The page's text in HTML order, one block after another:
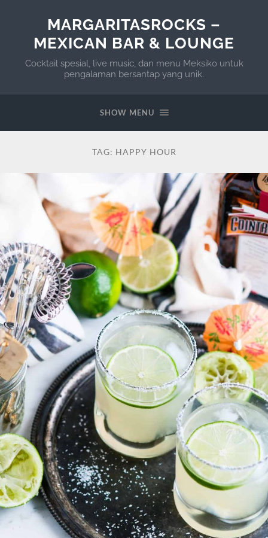
MARGARITASROCKS –
MEXICAN BAR & LOUNGE
Cocktail spesial, live music, dan menu Meksiko untuk
pengalaman bersantap yang unik.
SHOW MENU
TAG: HAPPY HOUR